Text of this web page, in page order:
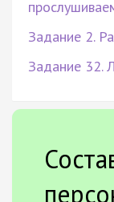
Задание 2.
Задание 32.